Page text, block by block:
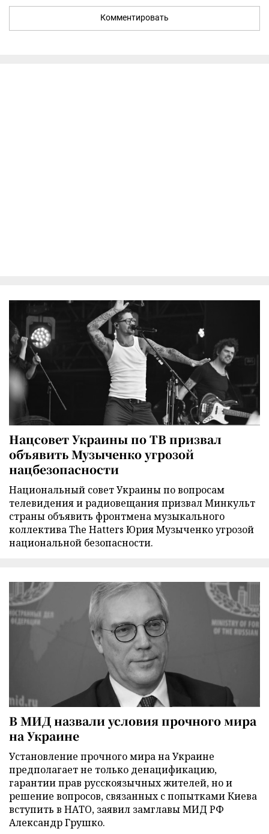
Комментировать
Нацсовет Украины по ТВ призвал
объявить Музыченко угрозой
нацбезопасности
Национальный совет Украины по вопросам
телевидения и радиовещания призвал Минкульт
страны объявить фронтмена музыкального
коллектива The Hatters Юрия Музыченко угрозой
национальной безопасности.
В МИД назвали условия прочного мира
на Украине
Установление прочного мира на Украине
предполагает не только денацификацию,
гарантии прав русскоязычных жителей, но и
решение вопросов, связанных с попытками Киева
вступить в НАТО, заявил замглавы МИД РФ
Александр Грушко.